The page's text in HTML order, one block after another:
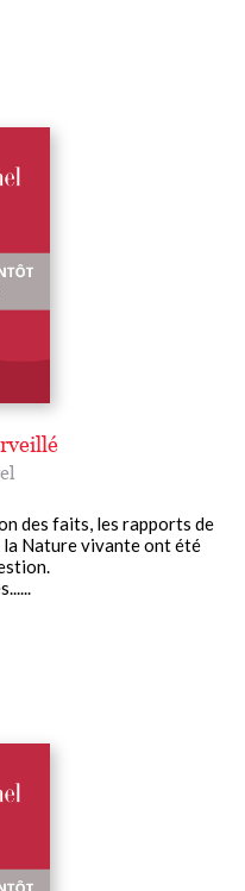
des faits, les rapports de
Nature vivante ont été